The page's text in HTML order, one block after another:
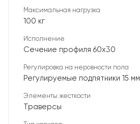
Максимальная нагрузка
100 кг
Исполнение
Сечение профиля 60х30
Регулировка на неровности пола
Регулируемые подпятники 15 мм
Элементы жесткости
Траверсы